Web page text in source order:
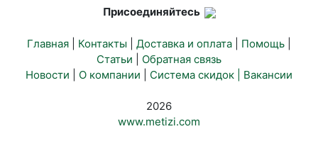
Присоединяйтесь
Главная Контакты Доставка и оплата Помощь
Статьи
Обратная связь
Новости
О компании Система скидок | Вакансии
2026
www.metizi.com